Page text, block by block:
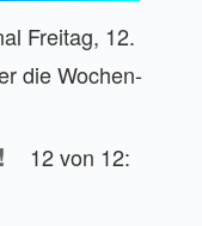
Freitag, 12.
die Wochen-
12 von 12: